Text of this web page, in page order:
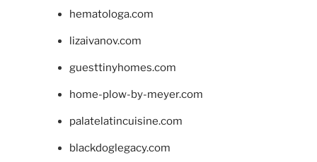
hematologa.com
lizaivanov.com
guesttinyhomes.com
home-plow-by-meyer.com
palatelatincuisine.com
blackdoglegacy.com